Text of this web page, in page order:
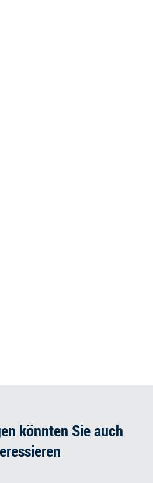
könnten Sie auch